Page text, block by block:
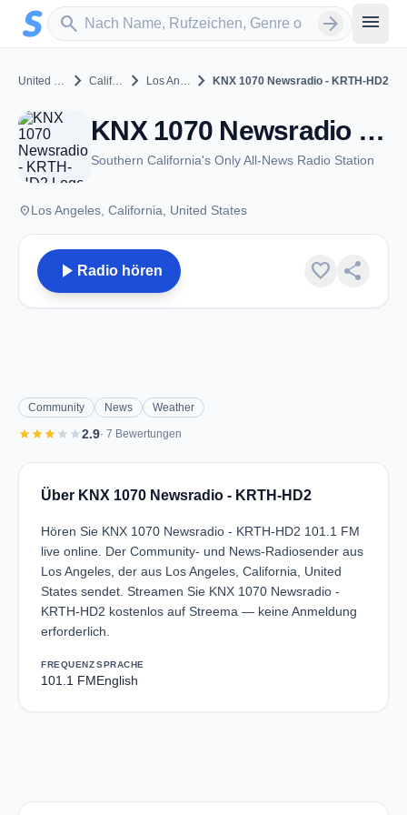
Zum Hauptinhalt springen
search
Sender suchen arrow_forward menu
United States chevron_right California chevron_right Los Angeles chevron_right KNX 1070 Newsradio - KRTH-HD2
KNX 1070 Newsradio - KRTH-HD2 - FM 101.1 - Los Angeles, CA
Southern California's Only All-News Radio Station
placeLos Angeles, California, United States
play_arrow Radio hören favorite share
Community News Weather
starstarstarstar star2.9· 7 Bewertungen
Über KNX 1070 Newsradio - KRTH-HD2
Hören Sie KNX 1070 Newsradio - KRTH-HD2 101.1 FM
live online. Der Community- und News-Radiosender aus
Los Angeles, der aus Los Angeles, California, United
States sendet. Streamen Sie KNX 1070 Newsradio -
KRTH-HD2 kostenlos auf Streema — keine Anmeldung
erforderlich.
FREQUENZ
101.1 FM
SPRACHE
English